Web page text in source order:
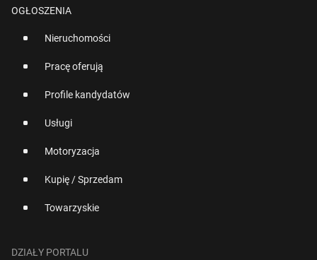
OGŁOSZENIA
Nieruchomości
Pracę oferują
Profile kandydatów
Usługi
Motoryzacja
Kupię / Sprzedam
Towarzyskie
DZIAŁY PORTALU